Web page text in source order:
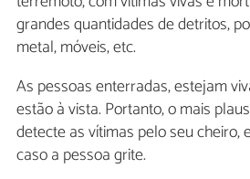
grandes quantidades de detritos,
metal, móveis, etc.
As pessoas enterradas, estejam
estão à vista. Portanto, o mais
detecte as vítimas pelo seu cheiro,
caso a pessoa grite.